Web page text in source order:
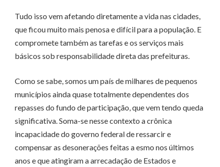
Tudo isso vem afetando diretamente a vida nas cidades,
que ficou muito mais penosa e difícil para a população. E
compromete também as tarefas e os serviços mais
básicos sob responsabilidade direta das prefeituras.
Como se sabe, somos um país de milhares de pequenos
municípios ainda quase totalmente dependentes dos
repasses do fundo de participação, que vem tendo queda
significativa. Soma-se nesse contexto a crônica
incapacidade do governo federal de ressarcir e
compensar as desonerações feitas a esmo nos últimos
anos e que atingiram a arrecadação de Estados e